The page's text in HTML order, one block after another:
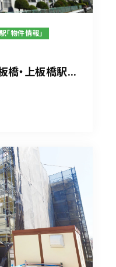
「物件情報」
橋・上板橋駅...